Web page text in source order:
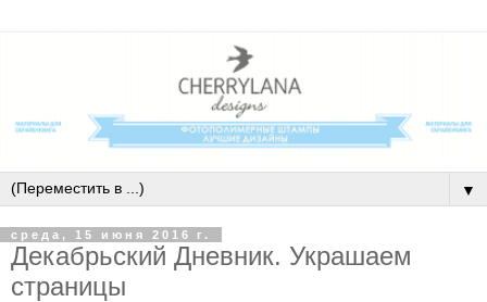
▼
среда, 15 июня 2016 г.
Декабрьский Дневник. Украшаем
страницы